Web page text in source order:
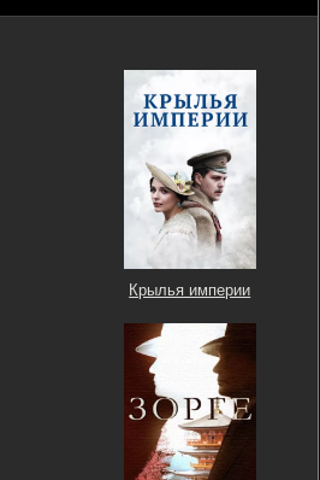
Крылья империи